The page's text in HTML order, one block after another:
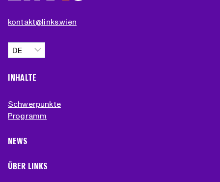
kontakt@links.wien
Sprache
auswählen
INHALTE
Schwerpunkte
Programm
NEWS
ÜBER LINKS